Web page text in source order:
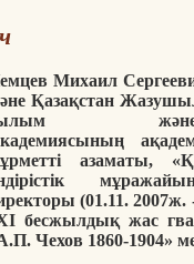
Михаил
Қазақстан
кадемиясының
азаматы, «Қ
(01.11. 2007ж.
бесжылдық жас
Чехов 1860-1904»